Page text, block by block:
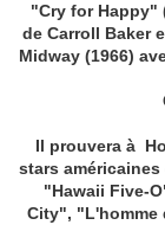
"Cry for Happy"
de Carroll Baker
Midway (1966)
Il prouvera à
stars
​​"Hawaii Five-
City", "L'homme